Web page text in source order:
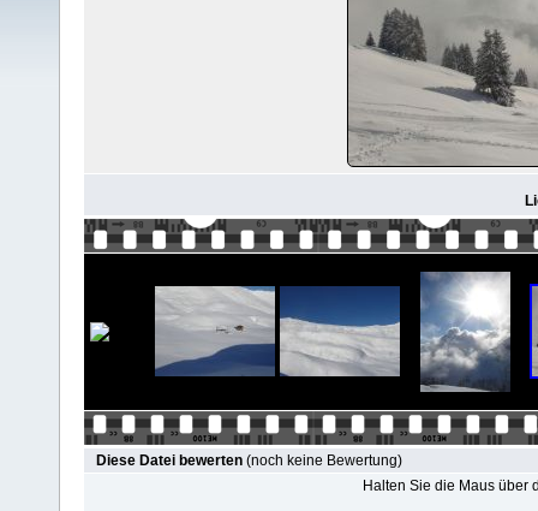
Diese Datei bewerten (noch keine Bewertung)
Halten Sie die Maus über